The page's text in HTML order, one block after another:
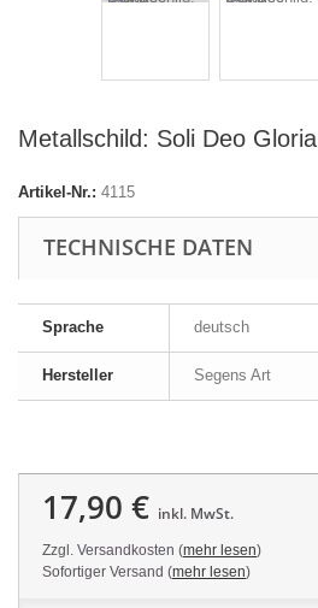
Metallschild: Soli Deo Gloria
Artikel-Nr.: 4115
TECHNISCHE DATEN
Sprache deutsch
Hersteller Segens Art
17,90 € inkl. MwSt.
Zzgl. Versandkosten (mehr lesen)
Sofortiger Versand (mehr lesen)